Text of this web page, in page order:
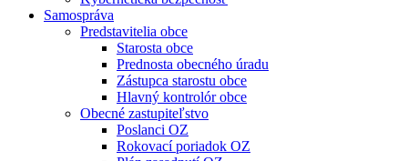
Samospráva
Predstavitelia obce
Starosta obce
Prednosta obecného úradu
Zástupca starostu obce
Hlavný kontrolór obce
Obecné zastupiteľstvo
Poslanci OZ
Rokovací poriadok OZ